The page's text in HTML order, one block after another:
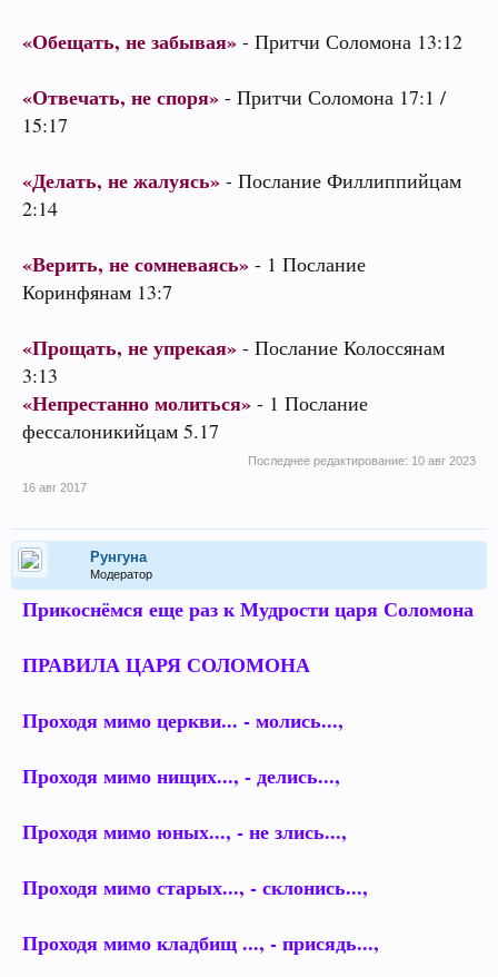
«Обещать, не забывая» - Притчи Соломона 13:12
«Отвечать, не споря» - Притчи Соломона 17:1 /
15:17
«Делать, не жалуясь» - Послание Филлиппийцам
2:14
«Верить, не сомневаясь» - 1 Послание
Коринфянам 13:7
«Прощать, не упрекая» - Послание Колоссянам
3:13
«Непрестанно молиться» - 1 Послание
фессалоникийцам 5.17
Последнее редактирование: 10 авг 2023
16 авг 2017
Рунгуна
Модератор
Прикоснёмся еще раз к Мудрости царя Соломона
ПРАВИЛА ЦАРЯ СОЛОМОНА
Проходя мимо церкви... - молись...,
Проходя мимо нищих..., - делись...,
Проходя мимо юных..., - не злись...,
Проходя мимо старых..., - склонись...,
Проходя мимо кладбищ ..., - присядь...,